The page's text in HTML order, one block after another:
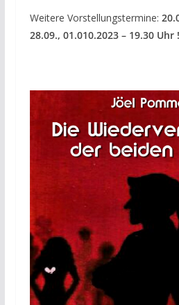
Weitere Vorstellungstermine:
28.09., 01.010.2023 – 19.30 Uhr !